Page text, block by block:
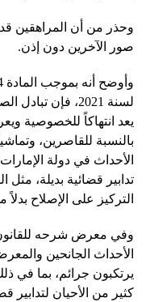
وحذر من أن المراهقين
صور الآخرين دون إذن.
لسنة 2021، فإن
يعد انتهاكاً للخصوصية
بالنسبة للقاصرين،
الأحداث في دولة
تدابير قضائية بديلة، مثل
التركيز على الإصلاح بدلاً
الأحداث الجانحين
يرتكبون جرائم، بما في
كثير من الأحيان لتدابير